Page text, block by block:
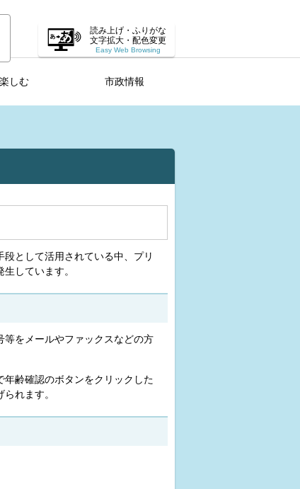
読み上げ・ふりがな
文字拡大・配色変更
Easy Web Browsing
しむ 市政情報
として活用されている中、プリ
しています。
をメールやファックスなどの方
齢確認のボタンをクリックした
れます。